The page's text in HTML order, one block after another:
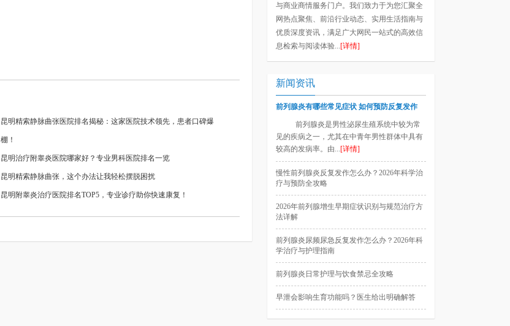
昆明精索静脉曲张医院排名揭秘：这家医院技术领先，患者口碑爆
棚！
昆明治疗附睾炎医院哪家好？专业男科医院排名一览
昆明精索静脉曲张，这个办法让我轻松摆脱困扰
昆明附睾炎治疗医院排名TOP5，专业诊疗助你快速康复！
与商业商情服务门户。我们致力于为您汇聚全
网热点聚焦、前沿行业动态、实用生活指南与
优质深度资讯，满足广大网民一站式的高效信
息检索与阅读体验... [详情]
新闻资讯
前列腺炎有哪些常见症状 如何预防反复发作
前列腺炎是男性泌尿生殖系统中较为常
见的疾病之一，尤其在中青年男性群体中具有
较高的发病率。由... [详情]
慢性前列腺炎反复发作怎么办？2026年科学治
疗与预防全攻略
2026年前列腺增生早期症状识别与规范治疗方
法详解
前列腺炎尿频尿急反复发作怎么办？2026年科
学治疗与护理指南
前列腺炎日常护理与饮食禁忌全攻略
早泄会影响生育功能吗？医生给出明确解答